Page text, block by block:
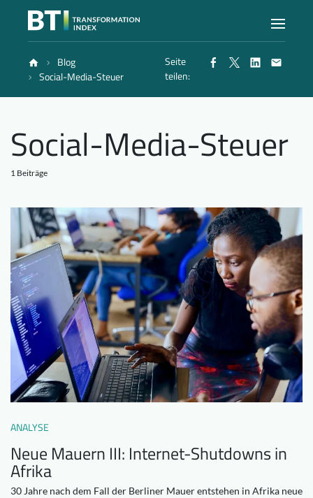
Index
Methode
Blog
Downloads Wer wir sind
FAQ Newsletter
Kontakt
Blog
Social-Media-Steuer
Seite
teilen:
Social-Media-Steuer
1 Beiträge
ANALYSE
Neue Mauern III: Internet-Shutdowns in
Afrika
30 Jahre nach dem Fall der Berliner Mauer entstehen in Afrika neue